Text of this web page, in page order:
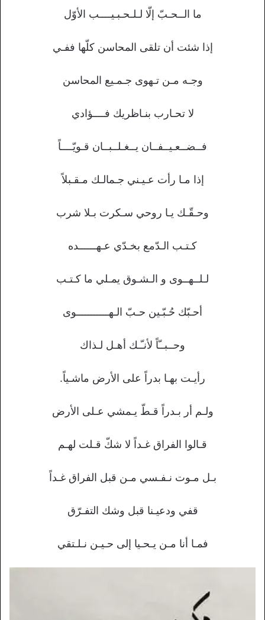
ما الــحـبّ إلّا لـلـحـبـيــــب الأوّل
إذا شئت أن تلقى المحاسن كلّها ففـي
وجـه مـن تـهوى جـمـيع المحاسن
لا تحـارب بنـاظريك فــــؤادي
فــضــعـيــفــان يــغـلــبــان قـويّــــاً
إذا مـا رأت عـيـني جـمالـك مـقـبلاً
وحـقّـك يـا روحي سـكرت بـلا شرب
كـتـب الـدّمع بخـدّي عـهــــــده
لـلــهــوى و الـشـوق يمـلي ما كـتـب
أحـبّك حُـبّـين حـبّ الـهـــــــــــوى
وحــبــّاً لأنـّـك أهـل لـذاك
رأيـت بهـا بدراً على الأرض ماشـياً.
ولـم أر بـدراً قـطّ يـمشي عـلى الأرض
قـالوا الفراق غـداً لا شكّ قـلت لهـم
بـل مـوت نـفـسي مـن قبل الفراق غـداً
قفي ودعيـنا قبل وشك التفـرّق
فمـا أنا مـن يـحـيا إلى حـيـن نـلـتقي